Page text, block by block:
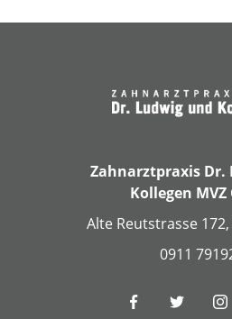
Zahnarztpraxis Dr.
Kollegen MVZ
Alte Reutstrasse
0911